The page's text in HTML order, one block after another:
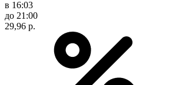
в 16:03
до 21:00
29,96 р.